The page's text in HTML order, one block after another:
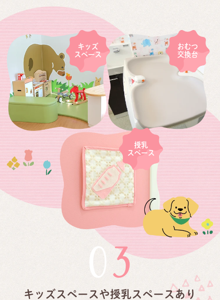
キッズ
スペース
おむつ
交換台
授乳
スペース
03
キッズスペースや授乳スペースあり